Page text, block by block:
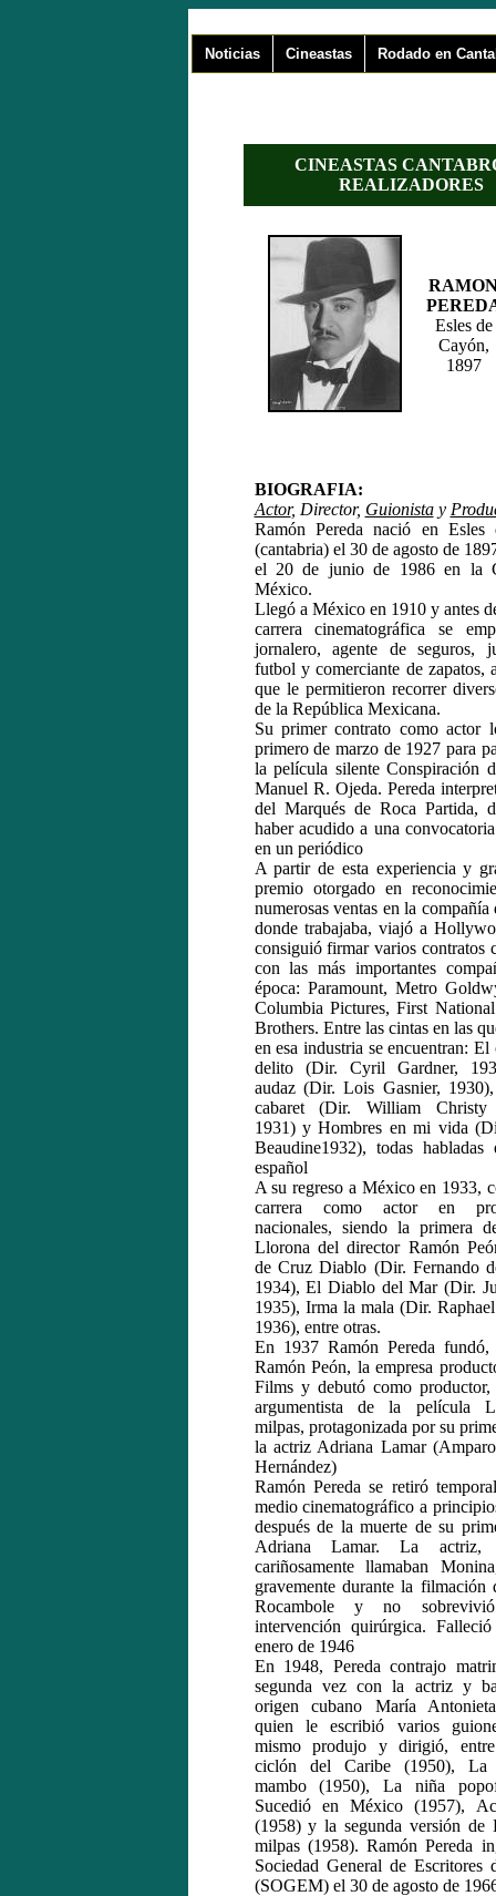
Noticias Cineastas Rodado en
CINEASTAS
REALIZADORES
Esles de
Cayón,
1897
BIOGRAFIA:
Actor, Director, Guionistay
Ramón Pereda nació en Esles
(cantabria) el 30 de agosto de
el 20 de junio de 1986 en la
México.
Llegó a México en 1910 y antes
carrera cinematográfica se
jornalero, agente de seguros,
futbol y comerciante de zapatos,
que le permitieron recorrer
de la República Mexicana.
Su primer contrato como actor
primero de marzo de 1927 para
la película silente Conspiración
Manuel R. Ojeda. Pereda
del Marqués de Roca Partida,
haber acudido a una
en un periódico
A partir de esta experiencia y
premio otorgado en
numerosas ventas en la compañía
donde trabajaba, viajó a
consiguió firmar varios contratos
con las más importantes
época: Paramount, Metro
Columbia Pictures, First
Brothers. Entre las cintas en las
en esa industria se encuentran: El
delito (Dir. Cyril Gardner,
audaz (Dir. Lois Gasnier,
cabaret (Dir. William Christy
1931) y Hombres en mi vida
Beaudine1932), todas habladas
español
A su regreso a México en 1933,
carrera como actor en
nacionales, siendo la primera
Llorona del director Ramón
de Cruz Diablo (Dir. Fernando
1934), El Diablo del Mar (Dir.
1935), Irma la mala (Dir.
1936), entre otras.
En 1937 Ramón Pereda
Ramón Peón, la empresa
Films y debutó como
argumentista de la película
milpas, protagonizada por su
la actriz Adriana Lamar
Hernández)
Ramón Pereda se retiró
medio cinematográfico a
después de la muerte de su
Adriana Lamar. La
cariñosamente llamaban
gravemente durante la filmación
Rocambole y no
intervención quirúrgica.
enero de 1946
En 1948, Pereda contrajo
segunda vez con la actriz y
origen cubano María
quien le escribió varios
mismo produjo y dirigió,
ciclón del Caribe (1950), La
mambo (1950), La niña
Sucedió en México (1957),
(1958) y la segunda versión de
milpas (1958). Ramón Pereda
Sociedad General de Escritores
(SOGEM) el 30 de agosto de